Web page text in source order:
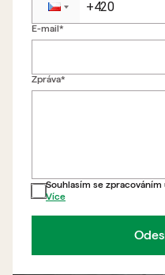
Zpět
E-mail*
Zpráva*
Souhlasím se zpracováním
Více